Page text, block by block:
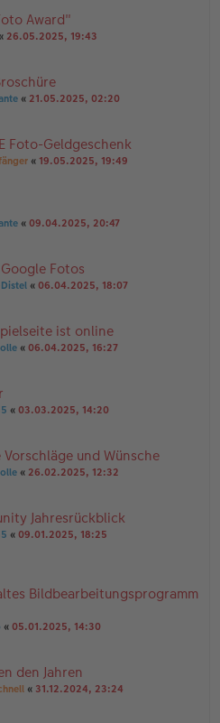
Award"
« 26.05.2025, 19:43
« 21.05.2025, 02:20
Foto-Geldgeschenk
« 19.05.2025, 19:49
« 09.04.2025, 20:47
Fotos
« 06.04.2025, 18:07
ist online
« 06.04.2025, 16:27
« 03.03.2025, 14:20
und Wünsche
« 26.02.2025, 12:32
Jahresrückblick
« 09.01.2025, 18:25
Bildbearbeitungsprogramm
« 05.01.2025, 14:30
den Jahren
« 31.12.2024, 23:24